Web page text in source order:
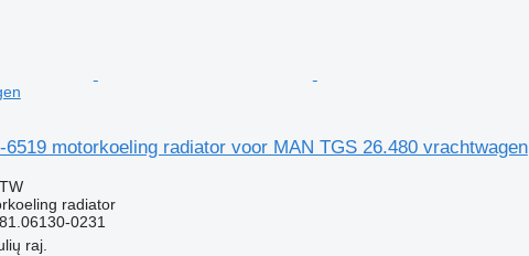
6519 motorkoeling radiator voor MAN TGS 26.480 vrachtwagen
radiator
0231
raj.